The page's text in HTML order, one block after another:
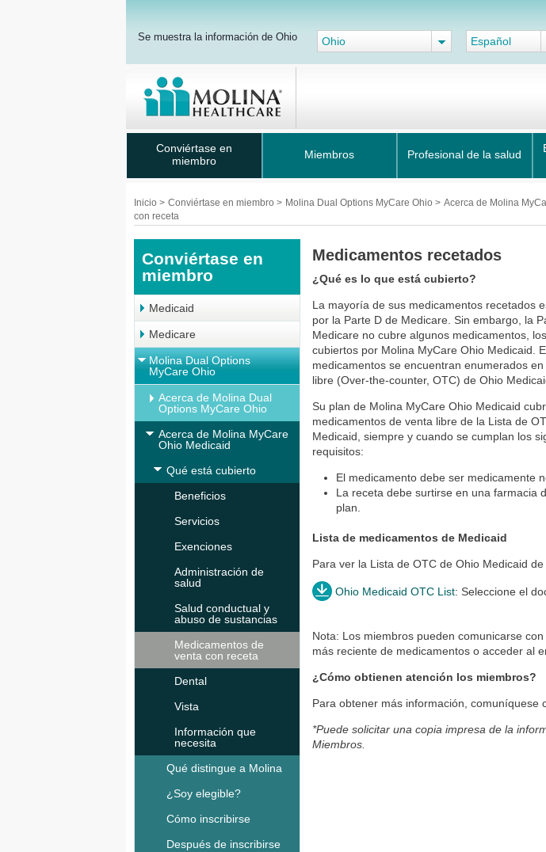
Se muestra la información de Ohio Ohio Español
Conviértase en
miembro
Miembros Profesional de la salud
Inicio > Conviértase en miembro > Molina Dual Options MyCare Ohio > Acerca de Molina
con receta
Conviértase en
miembro
Medicaid
Medicare
Molina Dual Options
MyCare Ohio
Acerca de Molina Dual
Options MyCare Ohio
Acerca de Molina MyCare
Ohio Medicaid
Qué está cubierto
Beneficios
Servicios
Exenciones
Administración de
salud
Salud conductual y
abuso de sustancias
Medicamentos de
venta con receta
Dental
Vista
Información que
necesita
Qué distingue a Molina
¿Soy elegible?
Cómo inscribirse
Después de inscribirse
Medicamentos recetados
¿Qué es lo que está cubierto?
La mayoría de sus medicamentos recetados
por la Parte D de Medicare. Sin embargo, la
Medicare no cubre algunos medicamentos,
cubiertos por Molina MyCare Ohio Medicaid.
medicamentos se encuentran enumerados
libre (Over-the-counter, OTC) de Ohio
Su plan de Molina MyCare Ohio Medicaid
medicamentos de venta libre de la Lista de
Medicaid, siempre y cuando se cumplan los
requisitos:
El medicamento debe ser medicamente
La receta debe surtirse en una farmacia
plan.
Lista de medicamentos de Medicaid
Para ver la Lista de OTC de Ohio Medicaid
Ohio Medicaid OTC List: Seleccione el
Nota: Los miembros pueden comunicarse
más reciente de medicamentos o acceder al
¿Cómo obtienen atención los miembros?
Para obtener más información, comuníquese
*Puede solicitar una copia impresa de la
Miembros.